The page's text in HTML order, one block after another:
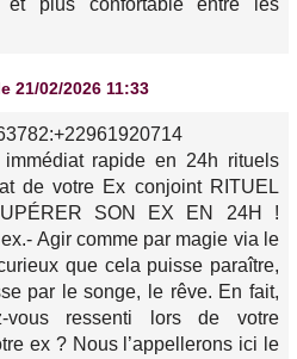
et plus confortable entre les
21/02/2026 11:33
immédiat rapide en 24h rituels
de votre Ex conjoint RITUEL
SON EX EN 24H !
Agir comme par magie via le
que cela puisse paraître,
par le songe, le rêve. En fait,
vous ressenti lors de votre
ex ? Nous l’appellerons ici le